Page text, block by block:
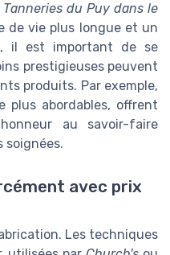
Tanneries du Puy dans le
de vie plus longue et un
il est important de se
prestigieuses peuvent
produits. Par exemple,
plus abordables, offrent
au savoir-faire
soignées.
avec prix
Les techniques